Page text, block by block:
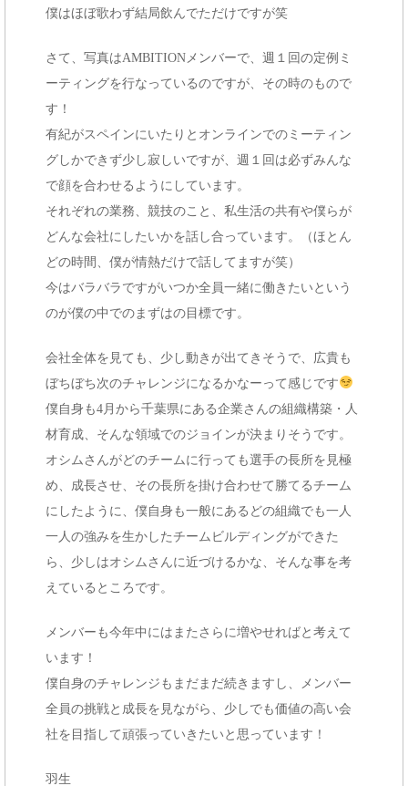
僕はほぼ歌わず結局飲んでただけですが笑
さて、写真はAMBITIONメンバーで、週１回の定例ミ
ーティングを行なっているのですが、その時のもので
す！
有紀がスペインにいたりとオンラインでのミーティン
グしかできず少し寂しいですが、週１回は必ずみんな
で顔を合わせるようにしています。
それぞれの業務、競技のこと、私生活の共有や僕らが
どんな会社にしたいかを話し合っています。（ほとん
どの時間、僕が情熱だけで話してますが笑）
今はバラバラですがいつか全員一緒に働きたいという
のが僕の中でのまずはの目標です。
会社全体を見ても、少し動きが出てきそうで、広貴も
ぼちぼち次のチャレンジになるかなーって感じです
僕自身も4月から千葉県にある企業さんの組織構築・人
材育成、そんな領域でのジョインが決まりそうです。
オシムさんがどのチームに行っても選手の長所を見極
め、成長させ、その長所を掛け合わせて勝てるチーム
にしたように、僕自身も一般にあるどの組織でも一人
一人の強みを生かしたチームビルディングができた
ら、少しはオシムさんに近づけるかな、そんな事を考
えているところです。
メンバーも今年中にはまたさらに増やせればと考えて
います！
僕自身のチャレンジもまだまだ続きますし、メンバー
全員の挑戦と成長を見ながら、少しでも価値の高い会
社を目指して頑張っていきたいと思っています！
羽生